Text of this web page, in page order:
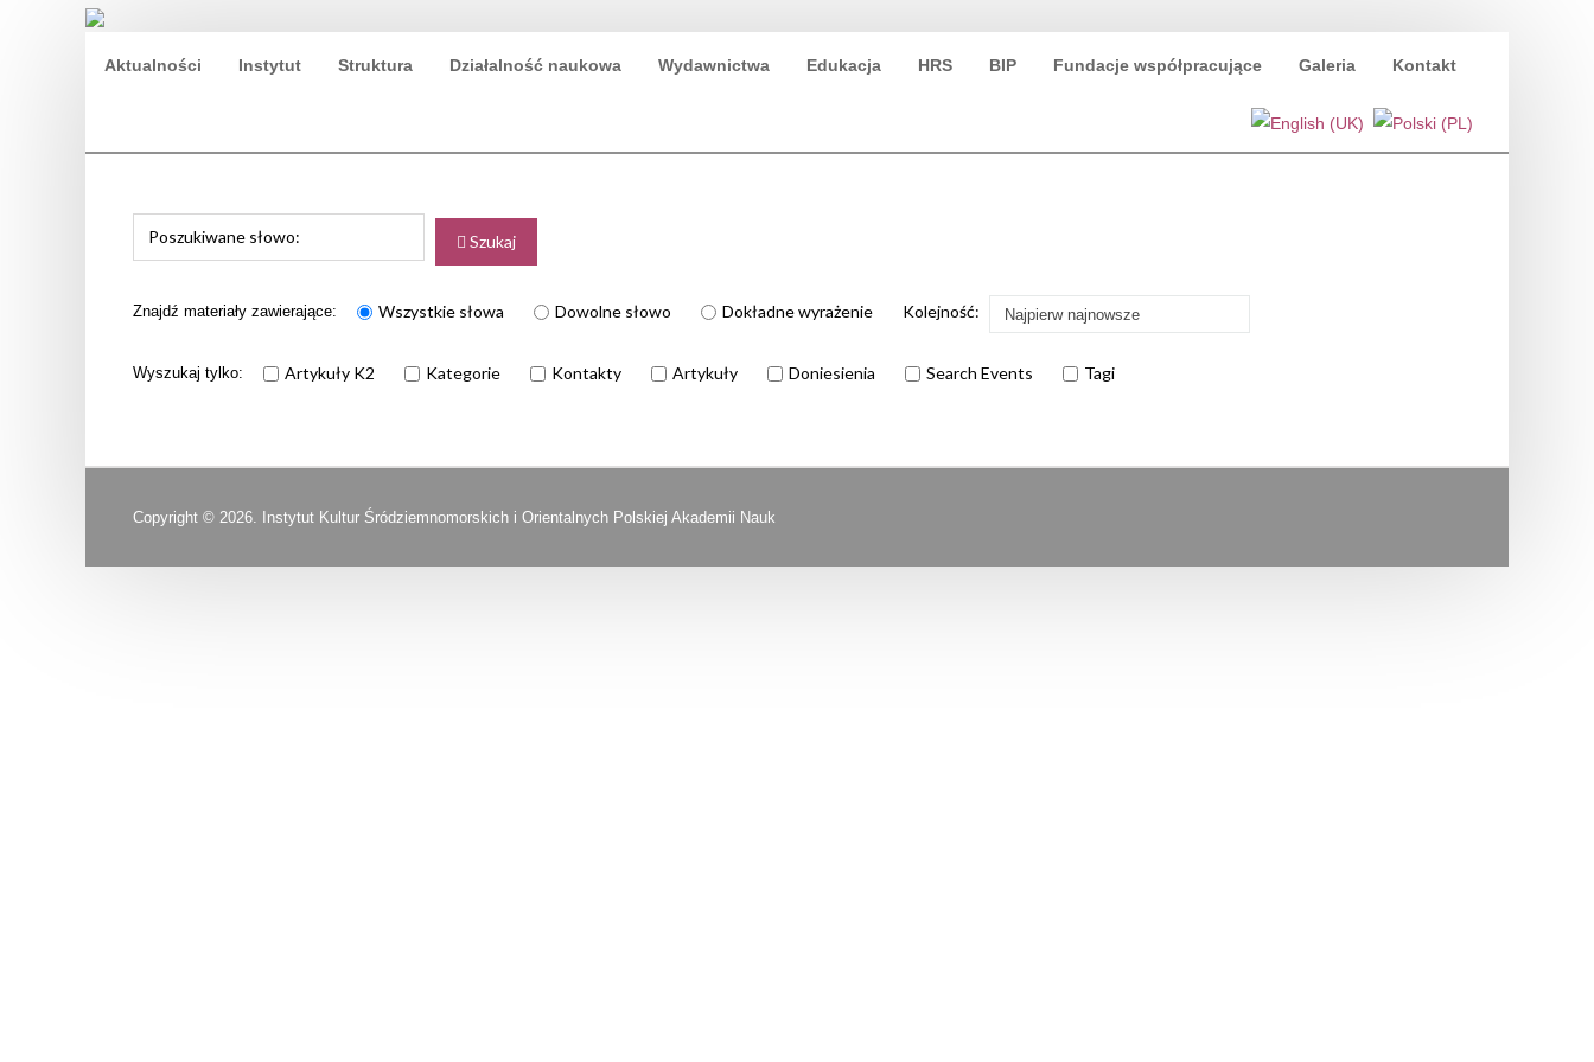
Aktualności Instytut Struktura Działalność naukowa Wydawnictwa Edukacja HRS BIP Fundacje współpracujące Galeria Kontakt
Szukaj
Znajdź materiały zawierające: Wszystkie słowa Dowolne słowo Dokładne wyrażenie Kolejność: Najpierw najnowsze
Wyszukaj tylko: Artykuły K2 Kategorie Kontakty Artykuły Doniesienia Search Events Tagi
Copyright © 2026. Instytut Kultur Śródziemnomorskich i Orientalnych Polskiej Akademii Nauk